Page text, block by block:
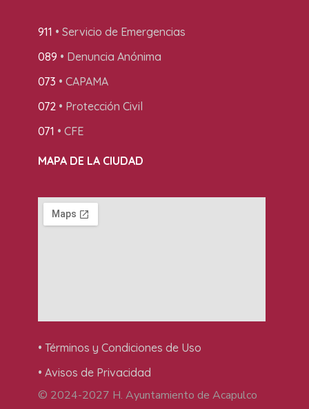
911 • Servicio de Emergencias
089 • Denuncia Anónima
073 • CAPAMA
072 • Protección Civil
071 • CFE
MAPA DE LA CIUDAD
• Términos y Condiciones de Uso
• Avisos de Privacidad
© 2024-2027 H. Ayuntamiento de Acapulco